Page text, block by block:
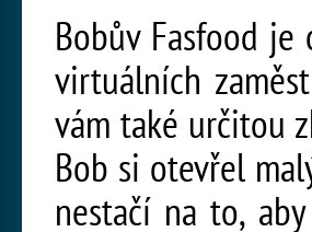
Bobův Fasfood
virtuálních
vám také určitou
Bob si otevřel
nestačí na to,